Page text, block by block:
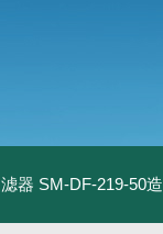
器 SM-DF-219-50